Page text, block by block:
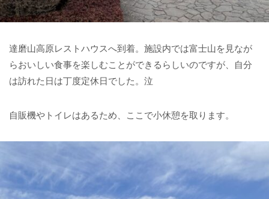
達磨山高原レストハウスへ到着。施設内では富士山を見なが
らおいしい食事を楽しむことができるらしいのですが、自分
は訪れた日は丁度定休日でした。泣
自販機やトイレはあるため、ここで小休憩を取ります。